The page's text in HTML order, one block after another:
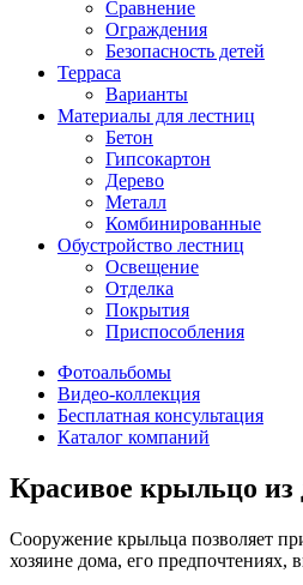
Сравнение
Ограждения
Безопасность детей
Терраса
Варианты
Материалы для лестниц
Бетон
Гипсокартон
Дерево
Металл
Комбинированные
Обустройство лестниц
Освещение
Отделка
Покрытия
Приспособления
Фотоальбомы
Видео-коллекция
Бесплатная консультация
Каталог компаний
Красивое крыльцо из
Сооружение крыльца позволяет
хозяине дома, его предпочтениях,